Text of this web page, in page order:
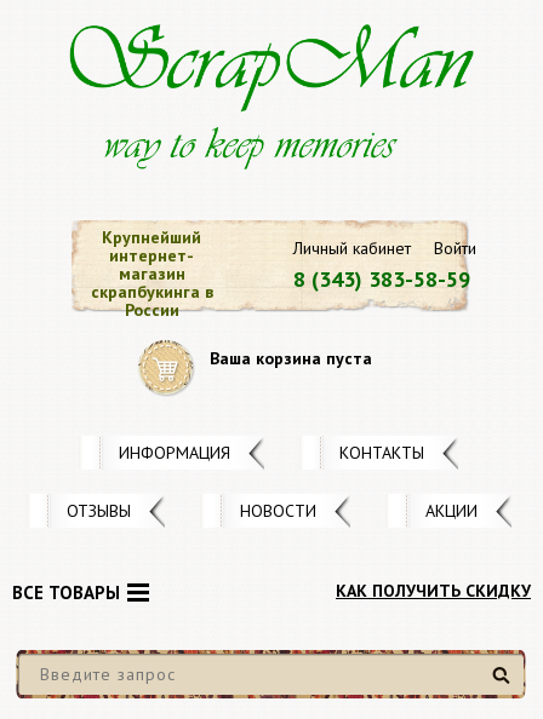
Личный кабинет Войти
8 (343) 383-58-59
Крупнейший
интернет-
магазин
скрапбукинга в
России
Ваша корзина пуста
ИНФОРМАЦИЯ КОНТАКТЫ
ОТЗЫВЫ НОВОСТИ АКЦИИ
КАК ПОЛУЧИТЬ СКИДКУ
Найти
ВСЕ ТОВАРЫ